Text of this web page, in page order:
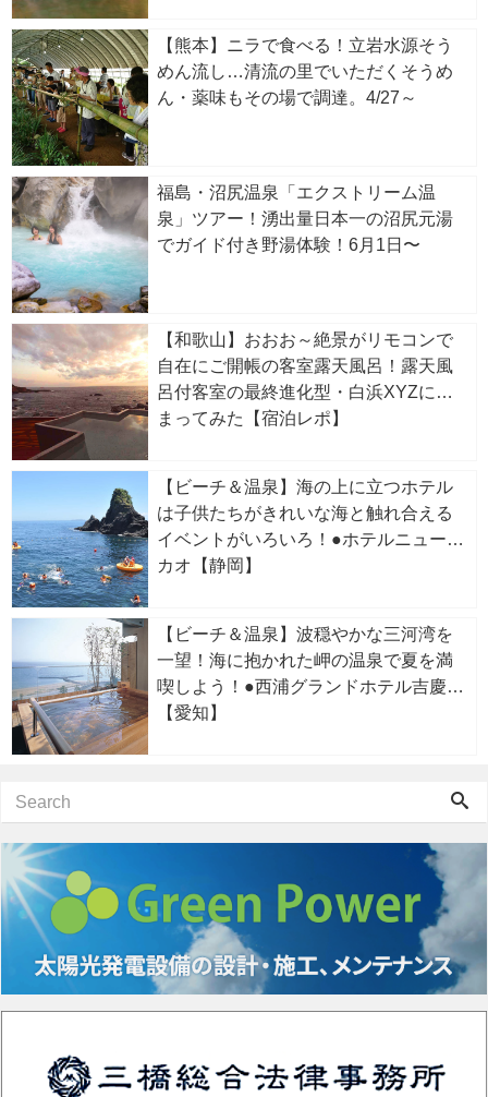
【熊本】ニラで食べる！立岩水源そう
めん流し…清流の里でいただくそうめ
ん・薬味もその場で調達。4/27～
福島・沼尻温泉「エクストリーム温
泉」ツアー！湧出量日本一の沼尻元湯
でガイド付き野湯体験！6月1日〜
【和歌山】おおお～絶景がリモコンで
自在にご開帳の客室露天風呂！露天風
呂付客室の最終進化型・白浜XYZに泊
まってみた【宿泊レポ】
【ビーチ＆温泉】海の上に立つホテル
は子供たちがきれいな海と触れ合える
イベントがいろいろ！●ホテルニューア
カオ【静岡】
【ビーチ＆温泉】波穏やかな三河湾を
一望！海に抱かれた岬の温泉で夏を満
喫しよう！●西浦グランドホテル吉慶
【愛知】